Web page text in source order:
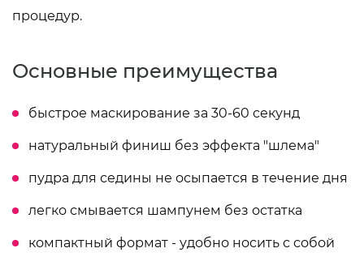
процедур.
Основные преимущества
быстрое маскирование за 30-60 секунд
натуральный финиш без эффекта "шлема"
пудра для седины не осыпается в течение дня
легко смывается шампунем без остатка
компактный формат - удобно носить с собой